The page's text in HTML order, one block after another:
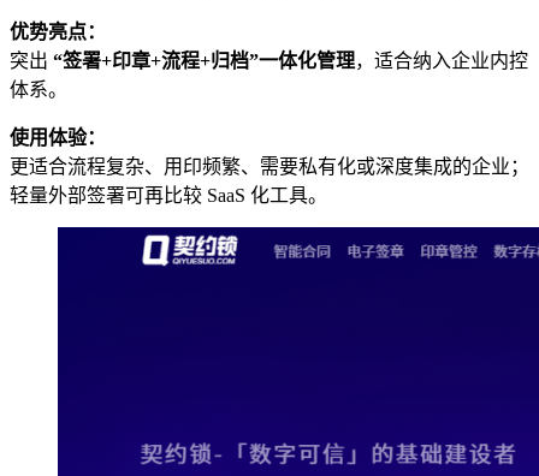
优势亮点：
突出 “签署+印章+流程+归档”一体化管理，适合纳入企业内控
体系。
使用体验：
更适合流程复杂、用印频繁、需要私有化或深度集成的企业；
轻量外部签署可再比较 SaaS 化工具。